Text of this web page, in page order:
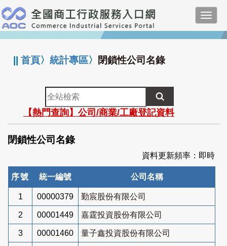
跳
到
主
要
:::
||首頁〉統計專區〉 閉鎖性公司名錄
全
站
檢
索
【熱門查詢】公司/商業/工廠登記資料
閉鎖性公司名錄
資料更新頻率：即時
序號 統一編號 公司名稱
1 00000379 勤宸股份有限公司
2 00001449 嘉霆投資股份有限公司
3 00001460 量子鑫投資股份有限公司